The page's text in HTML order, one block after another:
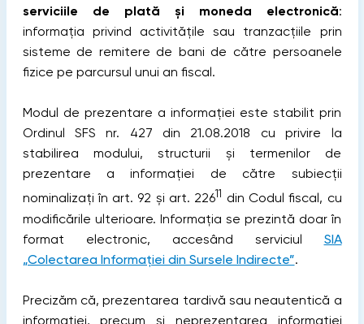
serviciile de plată și moneda electronică:
informația privind activitățile sau tranzacțiile prin
sisteme de remitere de bani de către persoanele
fizice pe parcursul unui an fiscal.
Modul de prezentare a informației este stabilit prin
Ordinul SFS nr. 427 din 21.08.2018 cu privire la
stabilirea modului, structurii și termenilor de
prezentare a informației de către subiecții
nominalizați în art. 92 și art. 22611 din Codul fiscal, cu
modificările ulterioare. Informația se prezintă doar în
format electronic, accesând serviciul SIA
„Colectarea Informației din Sursele Indirecte”.
Precizăm că, prezentarea tardivă sau neautentică a
informației, precum și neprezentarea informației